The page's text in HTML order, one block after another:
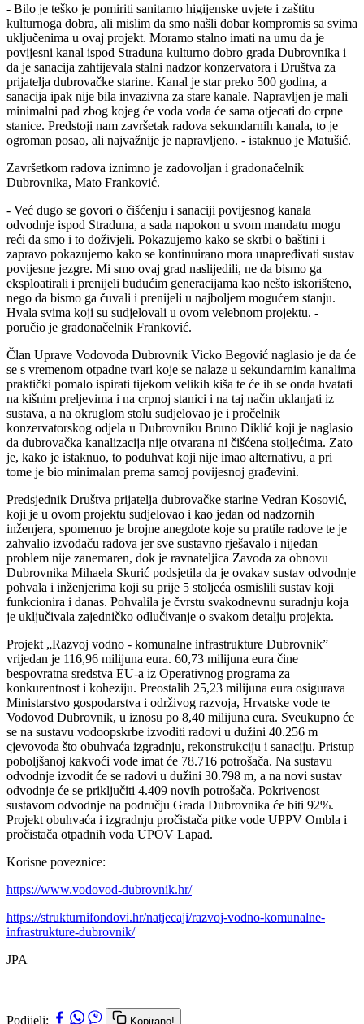
- Bilo je teško je pomiriti sanitarno higijenske uvjete i zaštitu
kulturnoga dobra, ali mislim da smo našli dobar kompromis sa svima
uključenima u ovaj projekt. Moramo stalno imati na umu da je
povijesni kanal ispod Straduna kulturno dobro grada Dubrovnika i
da je sanacija zahtijevala stalni nadzor konzervatora i Društva za
prijatelja dubrovačke starine. Kanal je star preko 500 godina, a
sanacija ipak nije bila invazivna za stare kanale. Napravljen je mali
minimalni pad zbog kojeg će voda voda će sama otjecati do crpne
stanice. Predstoji nam završetak radova sekundarnih kanala, to je
ogroman posao, ali najvažnije je napravljeno. - istaknuo je Matušić.
Završetkom radova iznimno je zadovoljan i gradonačelnik
Dubrovnika, Mato Franković.
- Već dugo se govori o čišćenju i sanaciji povijesnog kanala
odvodnje ispod Straduna, a sada napokon u svom mandatu mogu
reći da smo i to doživjeli. Pokazujemo kako se skrbi o baštini i
zapravo pokazujemo kako se kontinuirano mora unapređivati sustav
povijesne jezgre. Mi smo ovaj grad naslijedili, ne da bismo ga
eksploatirali i prenijeli budućim generacijama kao nešto iskorišteno,
nego da bismo ga čuvali i prenijeli u najboljem mogućem stanju.
Hvala svima koji su sudjelovali u ovom velebnom projektu. -
poručio je gradonačelnik Franković.
Član Uprave Vodovoda Dubrovnik Vicko Begović naglasio je da će
se s vremenom otpadne tvari koje se nalaze u sekundarnim kanalima
praktički pomalo ispirati tijekom velikih kiša te će ih se onda hvatati
na kišnim preljevima i na crpnoj stanici i na taj način uklanjati iz
sustava, a na okruglom stolu sudjelovao je i pročelnik
konzervatorskog odjela u Dubrovniku Bruno Diklić koji je naglasio
da dubrovačka kanalizacija nije otvarana ni čišćena stoljećima. Zato
je, kako je istaknuo, to poduhvat koji nije imao alternativu, a pri
tome je bio minimalan prema samoj povijesnoj građevini.
Predsjednik Društva prijatelja dubrovačke starine Vedran Kosović,
koji je u ovom projektu sudjelovao i kao jedan od nadzornih
inženjera, spomenuo je brojne anegdote koje su pratile radove te je
zahvalio izvođaču radova jer sve sustavno rješavalo i nijedan
problem nije zanemaren, dok je ravnateljica Zavoda za obnovu
Dubrovnika Mihaela Skurić podsjetila da je ovakav sustav odvodnje
pohvala i inženjerima koji su prije 5 stoljeća osmislili sustav koji
funkcionira i danas. Pohvalila je čvrstu svakodnevnu suradnju koja
je uključivala zajedničko odlučivanje o svakom detalju projekta.
Projekt „Razvoj vodno - komunalne infrastrukture Dubrovnik”
vrijedan je 116,96 milijuna eura. 60,73 milijuna eura čine
bespovratna sredstva EU-a iz Operativnog programa za
konkurentnost i koheziju. Preostalih 25,23 milijuna eura osigurava
Ministarstvo gospodarstva i održivog razvoja, Hrvatske vode te
Vodovod Dubrovnik, u iznosu po 8,40 milijuna eura. Sveukupno će
se na sustavu vodoopskrbe izvoditi radovi u dužini 40.256 m
cjevovoda što obuhvaća izgradnju, rekonstrukciju i sanaciju. Pristup
poboljšanoj kakvoći vode imat će 78.716 potrošača. Na sustavu
odvodnje izvodit će se radovi u dužini 30.798 m, a na novi sustav
odvodnje će se priključiti 4.409 novih potrošača. Pokrivenost
sustavom odvodnje na području Grada Dubrovnika će biti 92%.
Projekt obuhvaća i izgradnju pročistača pitke vode UPPV Ombla i
pročistača otpadnih voda UPOV Lapad.
Korisne poveznice:
https://www.vodovod-dubrovnik.hr/
https://strukturnifondovi.hr/natjecaji/razvoj-vodno-komunalne-
infrastrukture-dubrovnik/
JPA
Podijeli: Kopirano!